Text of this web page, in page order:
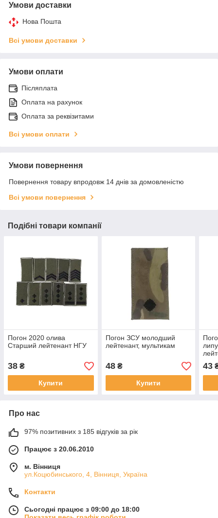
Умови доставки
Нова Пошта
Всі умови доставки
Умови оплати
Післяплата
Оплата на рахунок
Оплата за реквізитами
Всі умови оплати
Умови повернення
Повернення товару впродовж 14 днів за домовленістю
Всі умови повернення
Подібні товари компанії
Погон 2020 олива
Старший лейтенант НГУ
38 ₴
Купити
Погон ЗСУ молодший
лейтенант, мультикам
48₴
Купити
43
Про нас
97% позитивних з 185 відгуків за рік
Працює з 20.06.2010
м. Вінниця
ул.Коцюбинського, 4, Вінниця, Україна
Контакти
Сьогодні працює з 09:00 до 18:00